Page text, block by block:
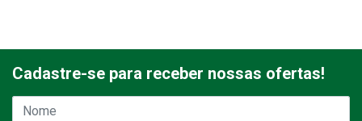
Cadastre-se para receber nossas ofertas!